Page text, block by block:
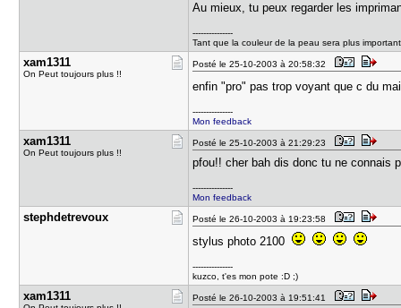
Au mieux, tu peux regarder les
---------------
Tant que la couleur de la peau sera plus
xam1311
On Peut toujours plus !!
Posté le 25-10-2003 à 20:58:32
enfin "pro" pas trop voyant que c du
---------------
Mon feedback
xam1311
On Peut toujours plus !!
Posté le 25-10-2003 à 21:29:23
pfou!! cher bah dis donc tu ne connais
---------------
Mon feedback
stephdetre​voux Posté le 26-10-2003 à 19:23:58
stylus photo 2100
---------------
kuzco, t'es mon pote :D ;)
xam1311 Posté le 26-10-2003 à 19:51:41